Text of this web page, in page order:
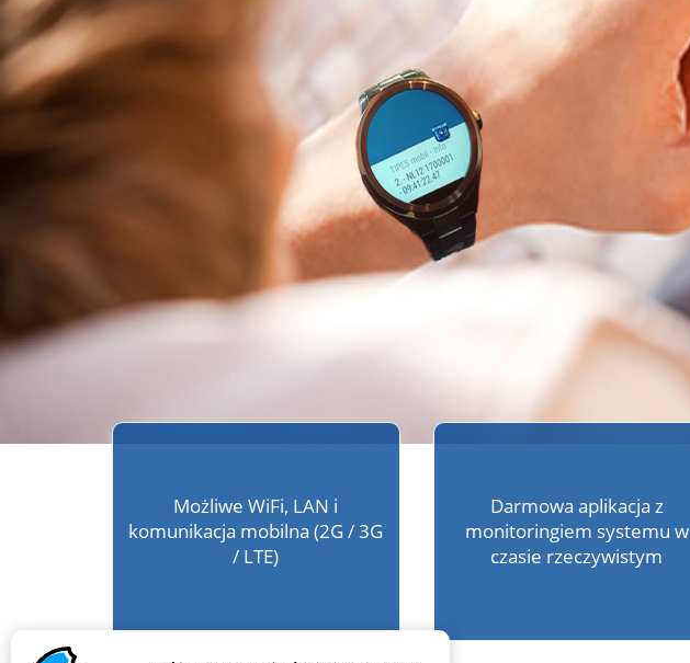
Możliwe WiFi, LAN i
komunikacja mobilna (2G / 3G
/ LTE)
Darmowa aplikacja z
monitoringiem systemu w
czasie rzeczywistym